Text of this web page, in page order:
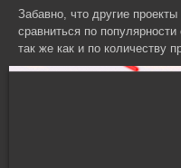
Забавно, что другие проекты
сравниться по
так же как и по количеству